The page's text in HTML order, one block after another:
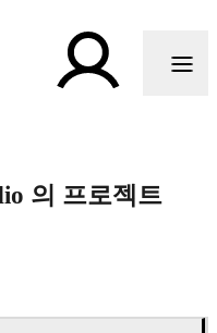
의 프로젝트